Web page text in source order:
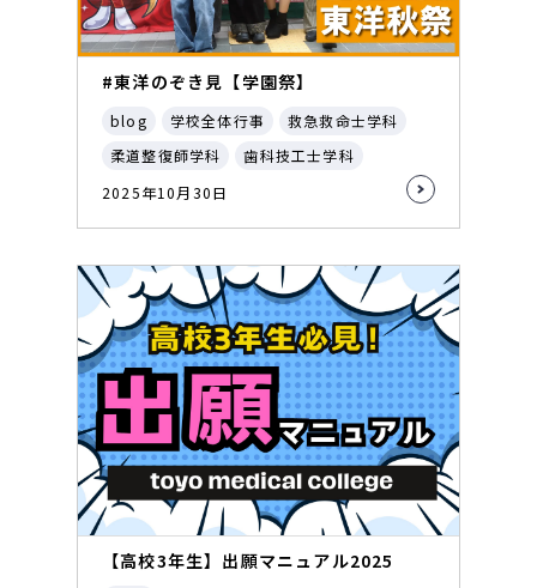
#東洋のぞき見【学園祭】
blog 学校全体行事
救急救命士学科
柔道整復師学科
歯科技工士学科
2025年10月30日
【高校3年生】出願マニュアル2025